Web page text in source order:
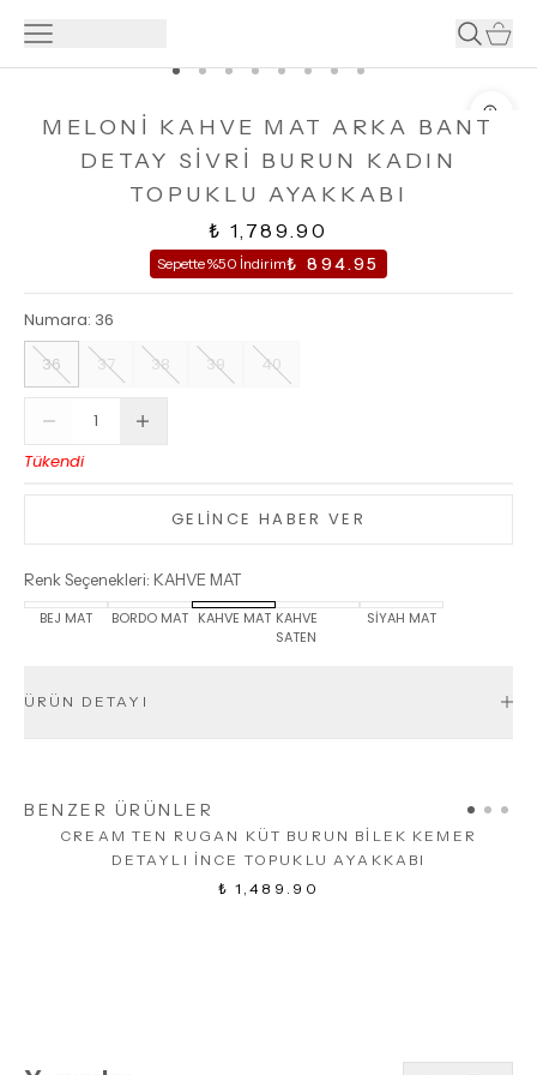
MELONİ KAHVE MAT ARKA BANT
DETAY SİVRİ BURUN KADIN
TOPUKLU AYAKKABI
₺ 1,789.90
Sepette %50 İndirim₺ 894.95
Numara: 36
36
37 38 39 40
Tükendi
GELİNCE HABER VER
Renk Seçenekleri: KAHVE MAT
BEJ MAT
BORDO MAT KAHVE MAT KAHVE
SATEN
SİYAH MAT
ÜRÜN DETAYI
BENZER ÜRÜNLER
CREAM TEN RUGAN KÜT BURUN BİLEK KEMER
DETAYLI İNCE TOPUKLU AYAKKABI
₺ 1,489.90